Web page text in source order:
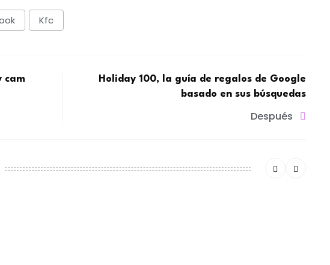
Kfc
cam
Holiday 100, la guía de regalos de Google
basado en sus búsquedas
Después